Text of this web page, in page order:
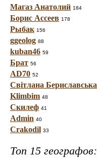
Магаз Анатолий 184
Борис Ассеев 178
Рыбак 156
ggeolog 88
kuban46 59
Брат 56
AD70 52
Світлана Бериславська
Klimbim 48
Скилеф 41
Admin 40
Crakodil 33
Топ 15 географов: